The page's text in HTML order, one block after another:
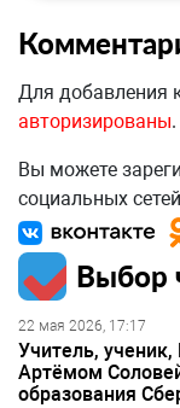
Для добавления
авторизированы.
Вы можете
социальных
Выбор
22 мая 2026, 17:17
Учитель,
Артёмом
образования